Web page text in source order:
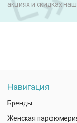
акциях и скидках
Навигация
Бренды
Женская